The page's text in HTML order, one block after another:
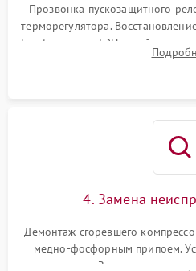
Прозвонка пускозащитного
терморегулятора.
Frost, включая ТЭН оттайки и
платы управления при
4. Замена
Демонтаж сгоревшего
медно-фосфорным припоем.
осушителя. Замена